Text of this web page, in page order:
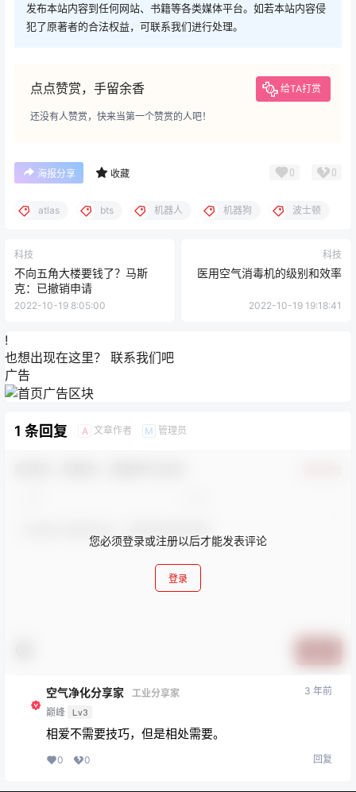
发布本站内容到任何网站、书籍等各类媒体平台。如若本站内容侵
犯了原著者的合法权益，可联系我们进行处理。
点点赞赏，手留余香 给TA打赏
还没有人赞赏，快来当第一个赞赏的人吧！
海报分享 收藏 0 0
atlas bts 机器人 机器狗 波士顿
科技
不向五角大楼要钱了？马斯
克：已撤销申请
2022-10-19 8:05:00
科技
医用空气消毒机的级别和效率
2022-10-19 19:18:41
!
也想出现在这里？ 联系我们吧
广告
1 条回复 A 文章作者 M 管理员
您必须登录或注册以后才能发表评论
登录
空气净化分享家
工业分享家
巅峰 Lv3
3 年前
相爱不需要技巧，但是相处需要。
0 0 回复